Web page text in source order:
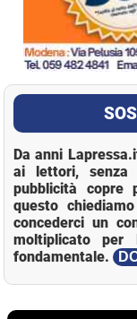
Da anni
ai lettori, senza
pubblicità copre
questo
concederci un
moltiplicato
fondamentale.